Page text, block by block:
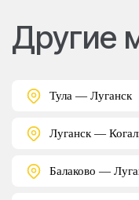
Другие
Тула — Луганск
Луганск —
Балаково —